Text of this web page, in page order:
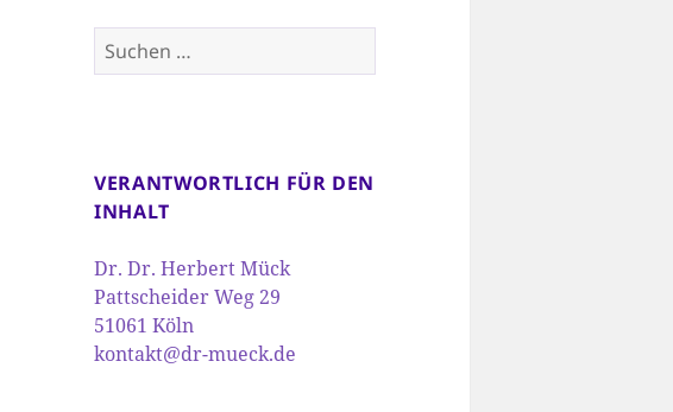
Suchen
nach:
VERANTWORTLICH FÜR DEN
INHALT
Dr. Dr. Herbert Mück
Pattscheider Weg 29
51061 Köln
kontakt@dr-mueck.de